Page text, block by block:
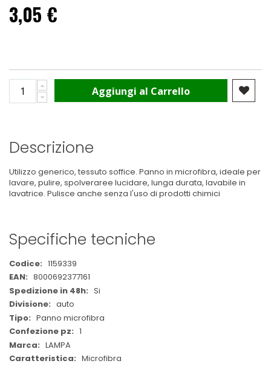
3,05 €
Aggiungi al Carrello
Descrizione
Utilizzo generico, tessuto soffice. Panno in microfibra, ideale per
lavare, pulire, spolveraree lucidare, lunga durata, lavabile in
lavatrice. Pulisce anche senza l'uso di prodotti chimici
Specifiche tecniche
Maggiori
Informazioni
1159339
8000692377161
Si
auto
Panno microfibra
1
LAMPA
Microfibra